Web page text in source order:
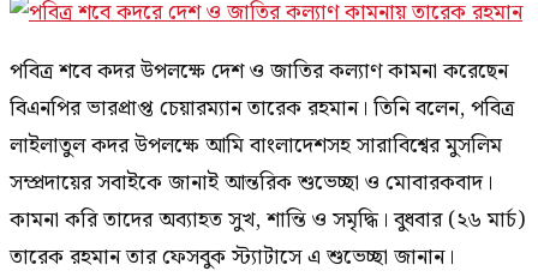
পবিত্র শবে কদর উপলক্ষে দেশ ও জাতির কল্যাণ কামনা করেছেন
বিএনপির ভারপ্রাপ্ত চেয়ারম্যান তারেক রহমান। তিনি বলেন, পবিত্র
লাইলাতুল কদর উপলক্ষে আমি বাংলাদেশসহ সারাবিশ্বের মুসলিম
সম্প্রদায়ের সবাইকে জানাই আন্তরিক শুভেচ্ছা ও মোবারকবাদ।
কামনা করি তাদের অব্যাহত সুখ, শান্তি ও সমৃদ্ধি। বুধবার (২৬ মার্চ)
তারেক রহমান তার ফেসবুক স্ট্যাটাসে এ শুভেচ্ছা জানান।